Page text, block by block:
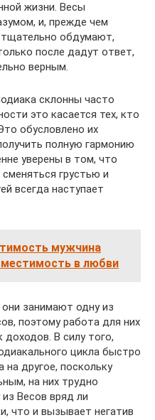
жизни. Весы
и, прежде чем
тщательно обдумают,
после дадут ответ,
верным.
склонны часто
это касается тех, кто
обусловлено их
полную гармонию
уверены в том, что
грустью и
всегда наступает
мужчина
в любви
занимают одну из
поэтому работа для них
доходов. В силу того,
цикла быстро
другое, поскольку
на них трудно
Весов вряд ли
что и вызывает негатив